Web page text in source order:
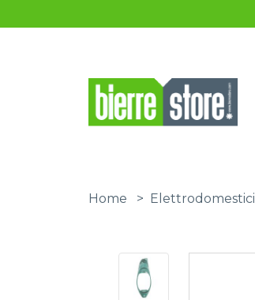
Home > Elettrodomestici